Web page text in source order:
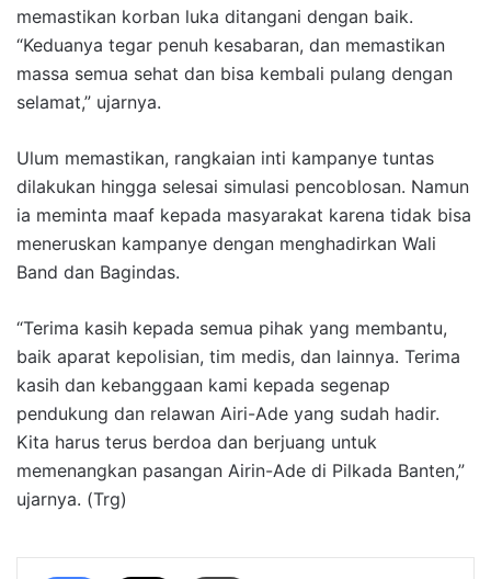
memastikan korban luka ditangani dengan baik.
“Keduanya tegar penuh kesabaran, dan memastikan
massa semua sehat dan bisa kembali pulang dengan
selamat,” ujarnya.
Ulum memastikan, rangkaian inti kampanye tuntas
dilakukan hingga selesai simulasi pencoblosan. Namun
ia meminta maaf kepada masyarakat karena tidak bisa
meneruskan kampanye dengan menghadirkan Wali
Band dan Bagindas.
“Terima kasih kepada semua pihak yang membantu,
baik aparat kepolisian, tim medis, dan lainnya. Terima
kasih dan kebanggaan kami kepada segenap
pendukung dan relawan Airi-Ade yang sudah hadir.
Kita harus terus berdoa dan berjuang untuk
memenangkan pasangan Airin-Ade di Pilkada Banten,”
ujarnya. (Trg)